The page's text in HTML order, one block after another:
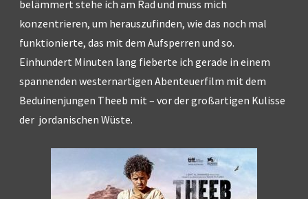
belämmert stehe ich am Rad und muss mich
konzentrieren, um herauszufinden, wie das noch mal
funktionierte, das mit dem Aufsperren und so.
Einhundert Minuten lang fieberte ich gerade in einem
spannenden westernartigen Abenteuerfilm mit dem
Beduinenjungen Theeb mit – vor der großartigen Kulisse
der jordanischen Wüste.